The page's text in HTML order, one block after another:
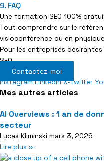
FAQ
Une formation SEO 100%
Tout comprendre sur le
visioconférence ou en
Pour les entreprises
SEO.
Contactez-moi
Instagram Linkedin X-twitter
Mes autres articles
AI Overviews : 1 an de
secteur
Lucas Kliminski mars 3, 2026
Lire plus »